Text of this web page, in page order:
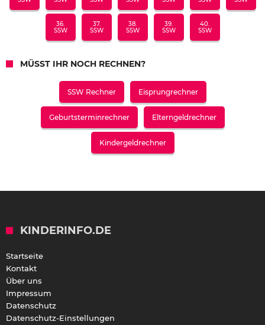
36.
SSW
37.
SSW
38.
SSW
39.
SSW
40.
SSW
MÜSST IHR NOCH RECHNEN?
SSW Rechner Eisprungrechner
Geburtsterminrechner Elterngeldrechner
Kindergeldrechner
KINDERINFO.DE
Startseite
Kontakt
Über uns
Impressum
Datenschutz
Datenschutz-Einstellungen